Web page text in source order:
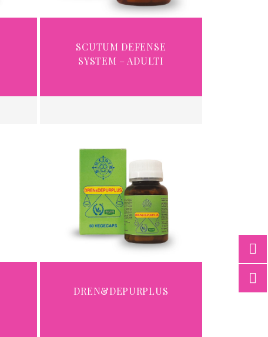
SCUTUM DEFENSE
SYSTEM – ADULTI
DREN&DEPURPLUS